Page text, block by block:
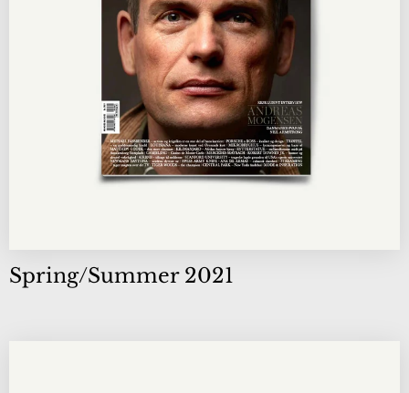
Spring/Summer 2021